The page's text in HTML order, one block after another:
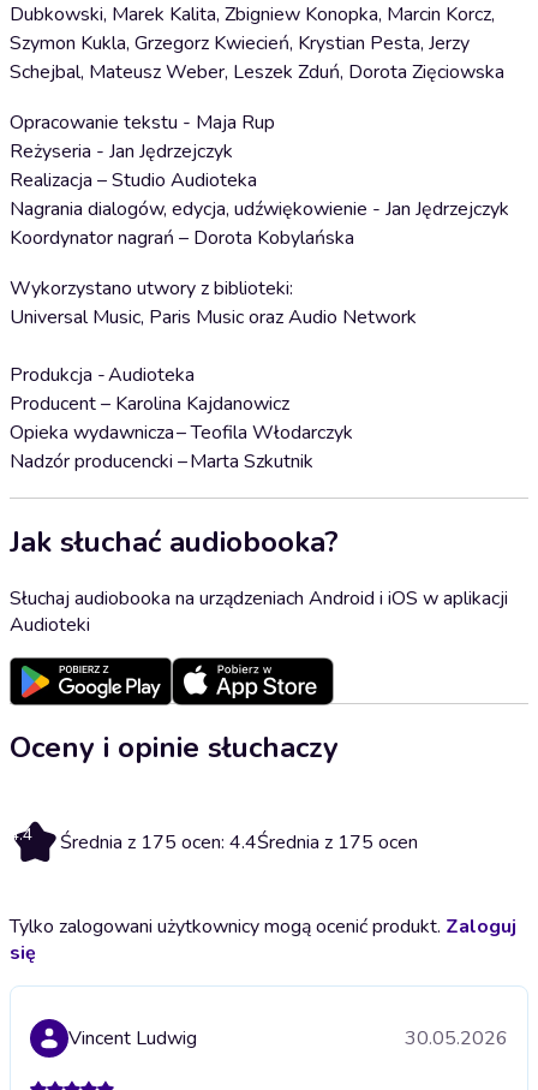
Dubkowski, Marek Kalita, Zbigniew Konopka, Marcin Korcz,
Szymon Kukla, Grzegorz Kwiecień, Krystian Pesta, Jerzy
Schejbal, Mateusz Weber, Leszek Zduń, Dorota Zięciowska
Opracowanie tekstu - Maja Rup
Reżyseria - Jan Jędrzejczyk
Realizacja – Studio Audioteka
Nagrania dialogów, edycja, udźwiękowienie - Jan Jędrzejczyk
Koordynator nagrań – Dorota Kobylańska
Wykorzystano utwory z biblioteki:
Universal Music, Paris Music oraz Audio Network
Produkcja - Audioteka
Producent – Karolina Kajdanowicz
Opieka wydawnicza – Teofila Włodarczyk
Nadzór producencki – Marta Szkutnik
Jak słuchać audiobooka?
Słuchaj audiobooka na urządzeniach Android i iOS w aplikacji
Audioteki
Oceny i opinie słuchaczy
4.4 Średnia z 175 ocen: 4.4Średnia z 175 ocen
Tylko zalogowani użytkownicy mogą ocenić produkt. Zaloguj
się
Vincent Ludwig 30.05.2026